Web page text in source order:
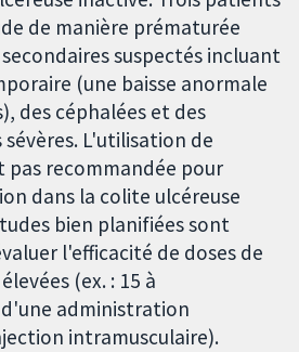
de manière prématurée
suspectés incluant
(une baisse anormale
des céphalées et des
L'utilisation de
recommandée pour
dans la colite ulcéreuse
bien planifiées sont
l'efficacité de doses de
(ex. : 15 à
administration
intramusculaire).